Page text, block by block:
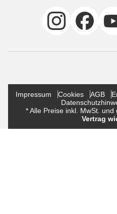
Impressum Cookies AGB
* Alle Preise inkl. MwSt.
Vertrag